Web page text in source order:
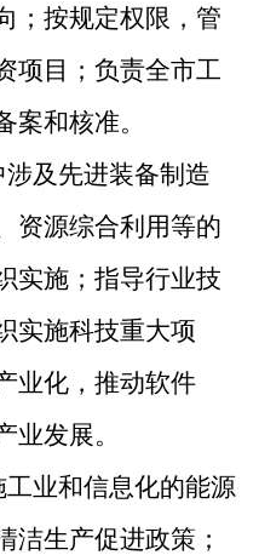
；按规定权限，管
项目；负责全市工
案和核准。
及先进装备制造
资源综合利用等的
实施；指导行业技
实施科技重大项
业化，推动软件
业发展。
业和信息化的能源
洁生产促进政策；